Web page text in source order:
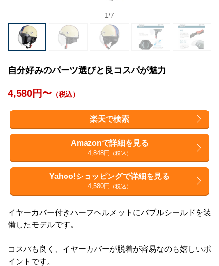
1/7
自分好みのパーツ選びと良コスパが魅力
4,580円〜 （税込）
楽天で検索
Amazonで詳細を見る
4,848円 （税込）
Yahoo!ショッピングで詳細を見る
4,580円 （税込）
イヤーカバー付きハーフヘルメットにバブルシールドを装
備したモデルです。
コスパも良く、イヤーカバーが脱着が容易なのも嬉しいポ
イントです。